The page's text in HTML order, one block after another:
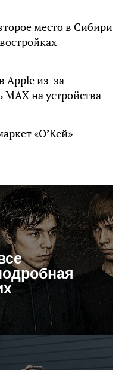
место в Сибири
Apple из-за
на устройства
«О’Кей»